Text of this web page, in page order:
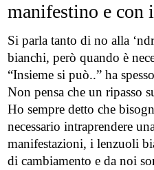
manifestino e con
Si parla tanto di no alla
bianchi, però quando è
“Insieme si può..” ha
Non pensa che un ripasso
Ho sempre detto che
necessario intraprendere
manifestazioni, i lenzuoli
di cambiamento e da noi